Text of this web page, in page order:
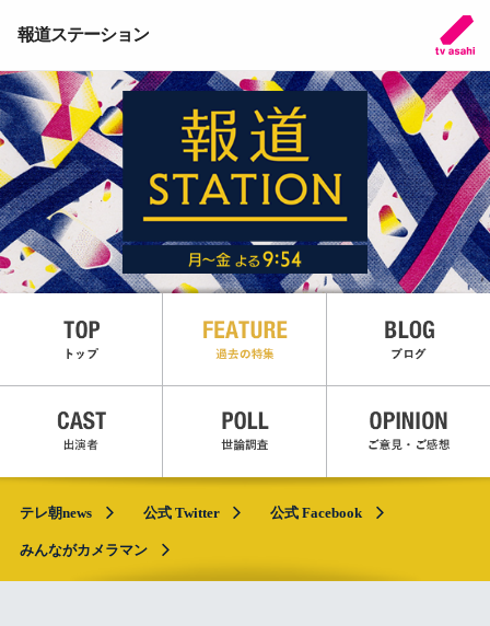
報道ステーション
テレ朝news 公式 Twitter 公式 Facebook
みんながカメラマン